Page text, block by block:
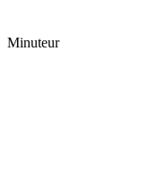
Minuteur